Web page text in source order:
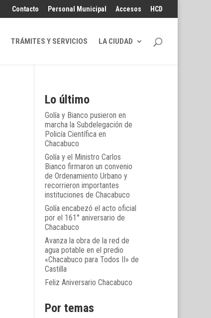
Contacto Personal Municipal Accesos HCD
TRÁMITES Y SERVICIOS LA CIUDAD
Lo último
Golía y Bianco pusieron en
marcha la Subdelegación de
Policía Científica en
Chacabuco
Golía y el Ministro Carlos
Bianco firmaron un convenio
de Ordenamiento Urbano y
recorrieron importantes
instituciones de Chacabuco
Golía encabezó el acto oficial
por el 161° aniversario de
Chacabuco
Avanza la obra de la red de
agua potable en el predio
«Chacabuco para Todos II» de
Castilla
Feliz Aniversario Chacabuco
Por temas